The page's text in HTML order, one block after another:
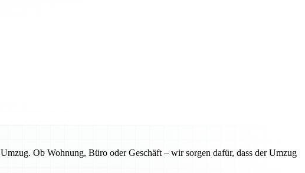
Ob Wohnung, Büro oder Geschäft – wir sorgen dafür, dass der Umzug